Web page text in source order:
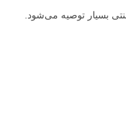
بسیار توصیه می‌شود.